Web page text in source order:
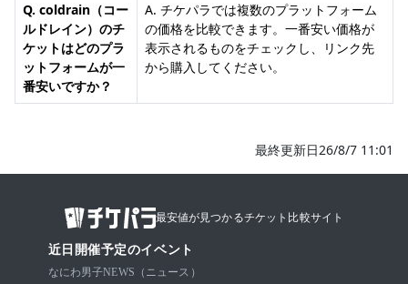
Q. coldrain（コー
ルドレイン）のチ
ケットはどのプラ
ットフォームが一
番安いですか？
A. チケパラでは複数のプラットフォーム
の価格を比較できます。一番安い価格が
表示されるものをチェックし、リンク先
から購入してください。
最終更新日26/8/7 11:01
最安値が見つかるチケット比較サイト
近日開催予定のイベント
なにわ男子NEWS（ニュース）